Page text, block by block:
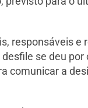
responsáveis
se deu
comunicar a